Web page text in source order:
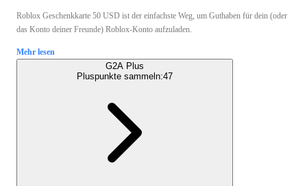
Roblox Geschenkkarte 50 USD ist der einfachste Weg, um Guthaben für dein (oder
das Konto deiner Freunde) Roblox-Konto aufzuladen.
Mehr lesen
G2A Plus
Pluspunkte sammeln:47